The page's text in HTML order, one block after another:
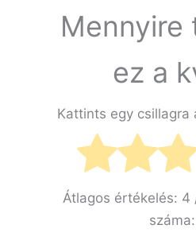
ez a
Kattints egy csillagra
Átlagos értékelés: 4
száma: